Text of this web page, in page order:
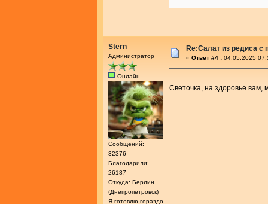
Stern
Администратор
Онлайн
Сообщений:
32376
Благодарили:
26187
Откуда: Берлин
(Днепропетровск)
Я готовлю гораздо
Re:Салат из редиса
« Ответ #4 : 04.05.2025
Светочка, на здоровье вам,